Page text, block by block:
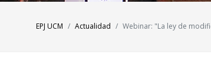
EPJ UCM Actualidad Webinar: "La ley de